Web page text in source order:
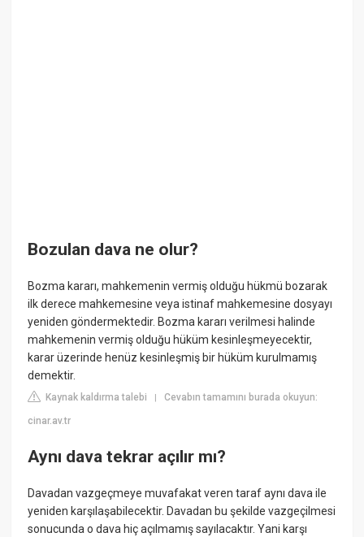
Bozulan dava ne olur?
Bozma kararı, mahkemenin vermiş olduğu hükmü bozarak
ilk derece mahkemesine veya istinaf mahkemesine dosyayı
yeniden göndermektedir. Bozma kararı verilmesi halinde
mahkemenin vermiş olduğu hüküm kesinleşmeyecektir,
karar üzerinde henüz kesinleşmiş bir hüküm kurulmamış
demektir.
Kaynak kaldırma talebi |Cevabın tamamını burada okuyun:
cinar.av.tr
Aynı dava tekrar açılır mı?
Davadan vazgeçmeye muvafakat veren taraf aynı dava ile
yeniden karşılaşabilecektir. Davadan bu şekilde vazgeçilmesi
sonucunda o dava hiç açılmamış sayılacaktır. Yani karşı